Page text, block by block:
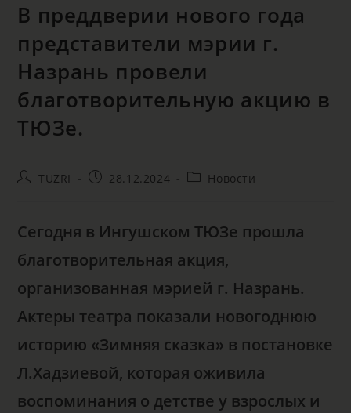
В преддверии нового года
представители мэрии г.
Назрань провели
благотворительную акцию в
ТЮЗе.
TUZRI 28.12.2024 Новости
Сегодня в Ингушском ТЮЗе прошла
благотворительная акция,
организованная мэрией г. Назрань.
Актеры театра показали новогоднюю
историю «Зимняя сказка» в постановке
Л.Хадзиевой, которая оживила
воспоминания о детстве у взрослых и